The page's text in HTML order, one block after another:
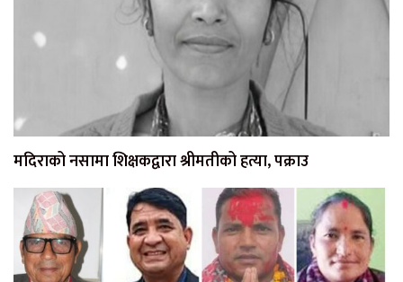
मदिराको नसामा शिक्षकद्वारा श्रीमतीको हत्या, पक्राउ